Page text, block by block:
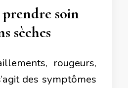
soin
sèches
rougeurs,
des symptômes